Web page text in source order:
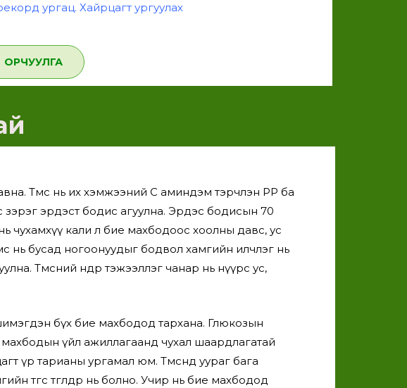
ургац. Хайрцагт ургуулах
ОРЧУУЛГА
Төмс нь их хэмжээний С аминдэм тэрчлэн РР ба
эрдэст бодис агуулна. Эрдэс бодисын 70
чухамхүү кали л бие махбодоос хоолны давс, ус
нь бусад ногоонуудыг бодвол хамгийн илчлэг нь
Төмсний өндөр тэжээллэг чанар нь нүүрс ус,
бүх бие махбодод тархана. Глюкозын
үйл ажиллагаанд чухал шаардлагатай
үр тарианы ургамал юм. Төмсөнд уураг бага
төгс төгөлдөр нь болно. Учир нь бие махбодод